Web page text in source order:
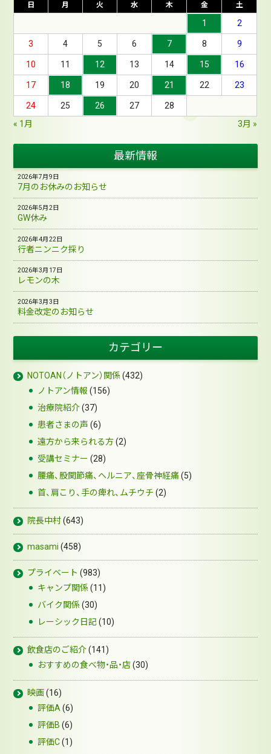
日 月 火 水 木 金 土
1 2
3 4 5 6 7 8 9
10 11 12 13 14 15 16
17 18 19 20 21 22 23
24 25 26 27
28
« 1月
3月 »
最新情報
7月のお休みのお知らせ
2026年7月9日
GW休み
2026年5月2日
行者ニンニク採り
2026年4月22日
レモンの木
2026年3月17日
料金改定のお知らせ
2026年3月3日
カテゴリー
NOTOAN（ノトアン）関係(432)
ノトアン情報 (156)
治療院紹介(37)
患者さまの声 (6)
遠方から来られる方(2)
受講セミナー (28)
腰痛、股関節痛、ヘルニア、座骨神経痛 (5)
首、肩こり、手の痺れ、ムチウチ (2)
院長中村(643)
masami (458)
プライベート (983)
キャンプ関係(11)
バイク関係(30)
レーシック日記(10)
飲食店のご紹介(141)
おすすめの食べ物・品・店(30)
映画(16)
評価A (6)
評価B (6)
評価C(1)